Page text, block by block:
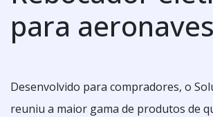
para aeronaves
Desenvolvido para compradores, o
reuniu a maior gama de produtos de